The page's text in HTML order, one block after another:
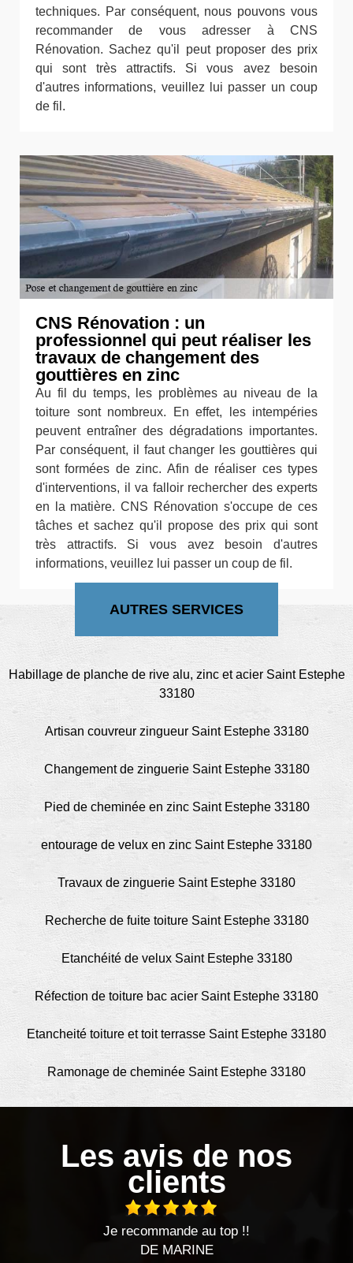
techniques. Par conséquent, nous pouvons vous
recommander de vous adresser à CNS
Rénovation. Sachez qu'il peut proposer des prix
qui sont très attractifs. Si vous avez besoin
d'autres informations, veuillez lui passer un coup
de fil.
CNS Rénovation : un
professionnel qui peut réaliser les
travaux de changement des
gouttières en zinc
Au fil du temps, les problèmes au niveau de la
toiture sont nombreux. En effet, les intempéries
peuvent entraîner des dégradations importantes.
Par conséquent, il faut changer les gouttières qui
sont formées de zinc. Afin de réaliser ces types
d'interventions, il va falloir rechercher des experts
en la matière. CNS Rénovation s'occupe de ces
tâches et sachez qu'il propose des prix qui sont
très attractifs. Si vous avez besoin d'autres
informations, veuillez lui passer un coup de fil.
AUTRES SERVICES
Habillage de planche de rive alu, zinc et acier Saint Estephe
33180
Artisan couvreur zingueur Saint Estephe 33180
Changement de zinguerie Saint Estephe 33180
Pied de cheminée en zinc Saint Estephe 33180
entourage de velux en zinc Saint Estephe 33180
Travaux de zinguerie Saint Estephe 33180
Recherche de fuite toiture Saint Estephe 33180
Etanchéité de velux Saint Estephe 33180
Réfection de toiture bac acier Saint Estephe 33180
Etancheité toiture et toit terrasse Saint Estephe 33180
Ramonage de cheminée Saint Estephe 33180
Les avis de nos
clients
Je recommande au top !!
DE MARINE